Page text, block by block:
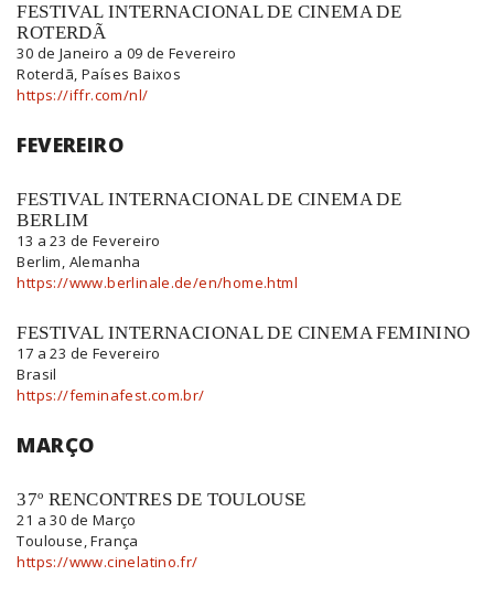
FESTIVAL INTERNACIONAL DE CINEMA DE
ROTERDÃ
30 de Janeiro a 09 de Fevereiro
Roterdã, Países Baixos
https://iffr.com/nl/
FEVEREIRO
FESTIVAL INTERNACIONAL DE CINEMA DE
BERLIM
13 a 23 de Fevereiro
Berlim, Alemanha
https://www.berlinale.de/en/home.html
FESTIVAL INTERNACIONAL DE CINEMA FEMININO
17 a 23 de Fevereiro
Brasil
https://feminafest.com.br/
MARÇO
37º RENCONTRES DE TOULOUSE
21 a 30 de Março
Toulouse, França
https://www.cinelatino.fr/